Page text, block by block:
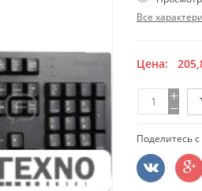
Все
Цена:
Поделитесь